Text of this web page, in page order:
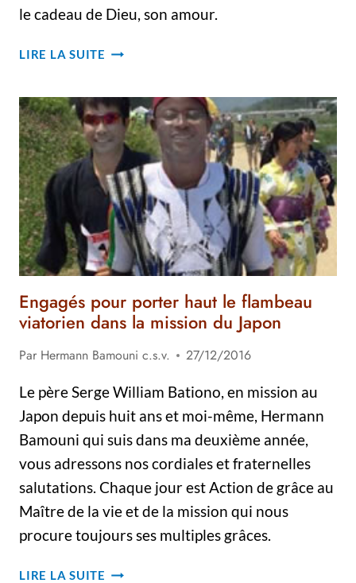
le cadeau de Dieu, son amour.
LIRE LA SUITE RETRAITE
LA
RÉSIDENCE
SAINT-
VIATEUR
Engagés pour porter haut le flambeau
viatorien dans la mission du Japon
Par Hermann Bamouni c.s.v.
27/12/2016
Le père Serge William Bationo, en mission au
Japon depuis huit ans et moi-même, Hermann
Bamouni qui suis dans ma deuxième année,
vous adressons nos cordiales et fraternelles
salutations. Chaque jour est Action de grâce au
Maître de la vie et de la mission qui nous
procure toujours ses multiples grâces.
LIRE LA SUITE ENGAGÉS